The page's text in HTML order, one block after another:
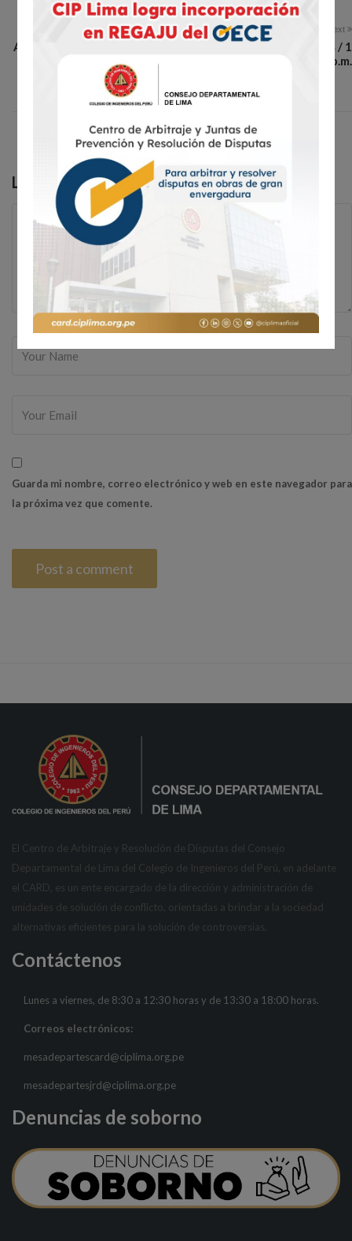
Next
Análisis de la nueva ley general de contrataciones públicas / 1
de julio – 7:00 p.m.
Leave a Reply
Guarda mi nombre, correo electrónico y web en este navegador para
la próxima vez que comente.
El Centro de Arbitraje y Resolución de Disputas del Consejo
Departamental de Lima del Colegio de Ingenieros del Perú, en adelante
el CARD, es un ente encargado de la dirección y administración de
unidades de solución de conflicto, orientadas a brindar a la sociedad
alternativas eficientes para la solución de controversias.
Contáctenos
Lunes a viernes, de 8:30 a 12:30 horas y de 13:30 a 18:00 horas.
Correos electrónicos:
mesadepartescard@ciplima.org.pe
mesadepartesjrd@ciplima.org.pe
Denuncias de soborno